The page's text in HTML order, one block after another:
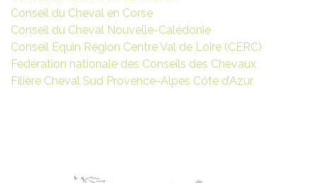
Conseil du Cheval en Corse
Conseil du Cheval Nouvelle-Calédonie
Conseil Equin Région Centre Val de Loire (CERC)
Fédération nationale des Conseils des Chevaux
Filière Cheval Sud Provence-Alpes Côte d’Azur